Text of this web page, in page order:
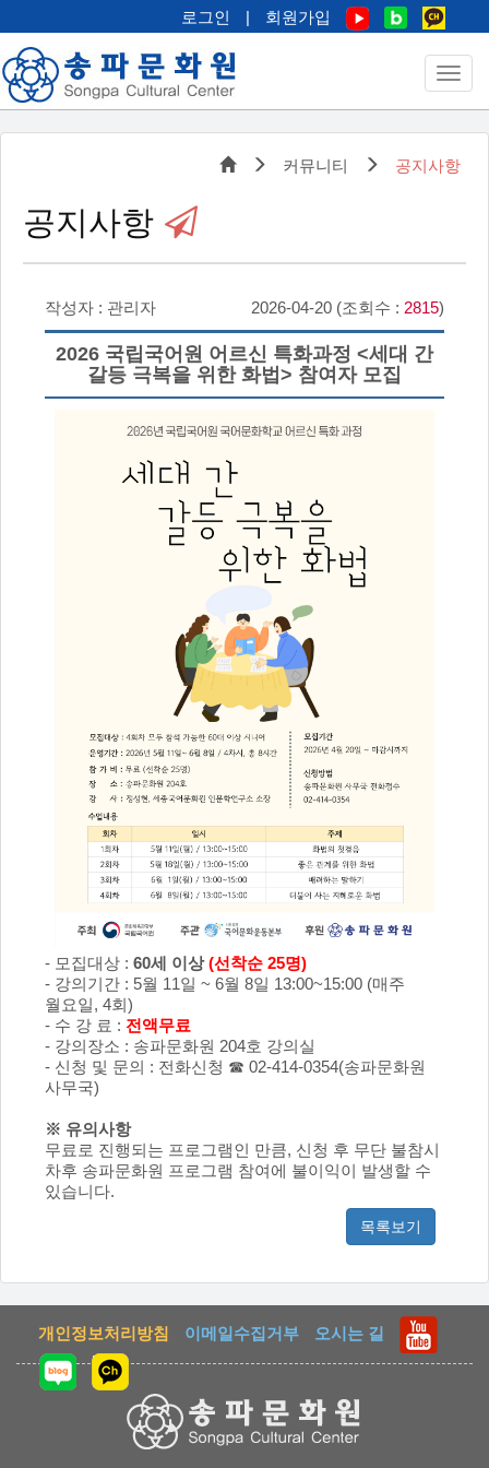
로그인 | 회원가입
커뮤니티 공지사항
공지사항
작성자 : 관리자 2026-04-20 (조회수 : 2815)
2026 국립국어원 어르신 특화과정 <세대 간
갈등 극복을 위한 화법> 참여자 모집
- 모집대상 : 60세 이상(선착순 25명)
- 강의기간 : 5월 11일 ~ 6월 8일 13:00~15:00 (매주
월요일, 4회)
- 수 강 료 : 전액무료
- 강의장소 : 송파문화원 204호 강의실
- 신청 및 문의 : 전화신청 ☎ 02-414-0354(송파문화원
사무국)
※ 유의사항
무료로 진행되는 프로그램인 만큼, 신청 후 무단 불참시
차후 송파문화원 프로그램 참여에 불이익이 발생할 수
있습니다.
목록보기
개인정보처리방침 이메일수집거부 오시는 길